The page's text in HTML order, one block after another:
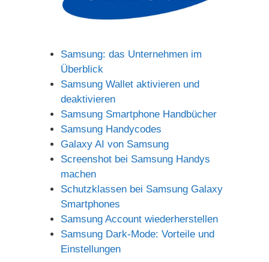
i
d
e
o
Samsung: das Unternehmen im
Überblick
Samsung Wallet aktivieren und
deaktivieren
Samsung Smartphone Handbücher
Samsung Handycodes
Galaxy AI von Samsung
Screenshot bei Samsung Handys
machen
Schutzklassen bei Samsung Galaxy
Smartphones
Samsung Account wiederherstellen
Samsung Dark-Mode: Vorteile und
Einstellungen